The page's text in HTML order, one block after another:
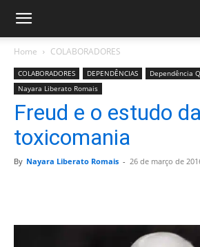
Home COLABORADORES
COLABORADORES DEPENDÊNCIAS
Dependência
Nayara Liberato Romais
Freud e o estudo da
toxicomania
By Nayara Liberato Romais - 26 de março de